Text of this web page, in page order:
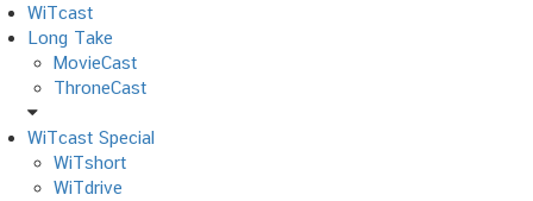
Skip
to
content
WiTcast
Long Take
MovieCast
ThroneCast
WiTcast Special
WiTshort
WiTdrive